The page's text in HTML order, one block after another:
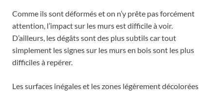
Comme ils sont déformés et on n’y prête pas forcément
attention, l’impact sur les murs est difficile à voir.
D’ailleurs, les dégâts sont des plus subtils car tout
simplement les signes sur les murs en bois sont les plus
difficiles à repérer.
Les surfaces inégales et les zones légèrement décolorées